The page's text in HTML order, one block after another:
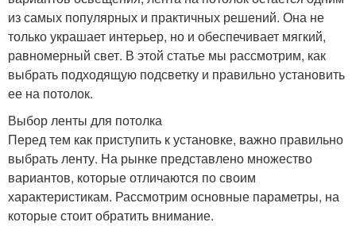
из самых популярных и практичных решений. Она не
только украшает интерьер, но и обеспечивает мягкий,
равномерный свет. В этой статье мы рассмотрим, как
выбрать подходящую подсветку и правильно установить
ее на потолок.
Выбор ленты для потолка
Перед тем как приступить к установке, важно правильно
выбрать ленту. На рынке представлено множество
вариантов, которые отличаются по своим
характеристикам. Рассмотрим основные параметры, на
которые стоит обратить внимание.